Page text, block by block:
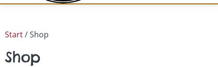
Start/ Shop
Shop